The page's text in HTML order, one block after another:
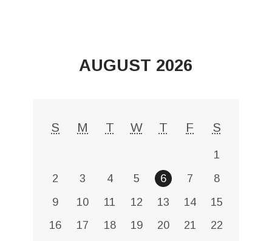
AUGUST 2026
S M T W T F S
1
2
3 4 5 6 7
8
9
10 11 12 13 14
15
16
17 18 19 20 21
22